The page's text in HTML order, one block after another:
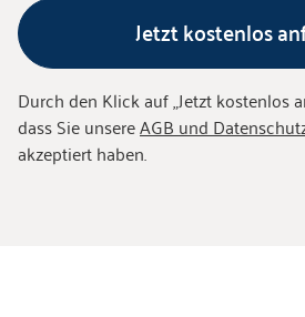
Jetzt kostenlos
Durch den Klick auf „Jetzt kostenlos
dass Sie unsereAGB und
akzeptiert haben.